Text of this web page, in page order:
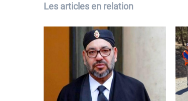
Les articles en relation